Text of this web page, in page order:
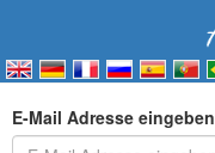
E-Mail Adresse eingeben